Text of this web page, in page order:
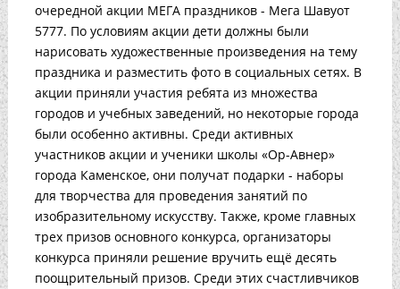
очередной акции МЕГА праздников - Мега Шавуот
5777. По условиям акции дети должны были
нарисовать художественные произведения на тему
праздника и разместить фото в социальных сетях. В
акции приняли участия ребята из множества
городов и учебных заведений, но некоторые города
были особенно активны. Среди активных
участников акции и ученики школы «Ор-Авнер»
города Каменское, они получат подарки - наборы
для творчества для проведения занятий по
изобразительному искусству. Также, кроме главных
трех призов основного конкурса, организаторы
конкурса приняли решение вручить ещё десять
поощрительный призов. Среди этих счастливчиков